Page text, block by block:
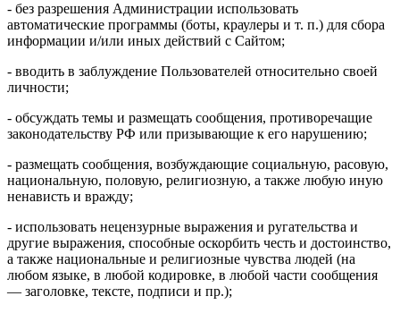
- без разрешения Администрации использовать
автоматические программы (боты, краулеры и т. п.) для сбора
информации и/или иных действий с Сайтом;
- вводить в заблуждение Пользователей относительно своей
личности;
- обсуждать темы и размещать сообщения, противоречащие
законодательству РФ или призывающие к его нарушению;
- размещать сообщения, возбуждающие социальную, расовую,
национальную, половую, религиозную, а также любую иную
ненависть и вражду;
- использовать нецензурные выражения и ругательства и
другие выражения, способные оскорбить честь и достоинство,
а также национальные и религиозные чувства людей (на
любом языке, в любой кодировке, в любой части сообщения
— заголовке, тексте, подписи и пр.);